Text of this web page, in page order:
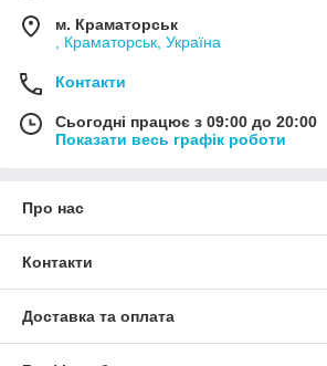
м. Краматорськ
, Краматорськ, Україна
Контакти
Сьогодні працює з 09:00 до 20:00
Показати весь графік роботи
Про нас
Контакти
Доставка та оплата